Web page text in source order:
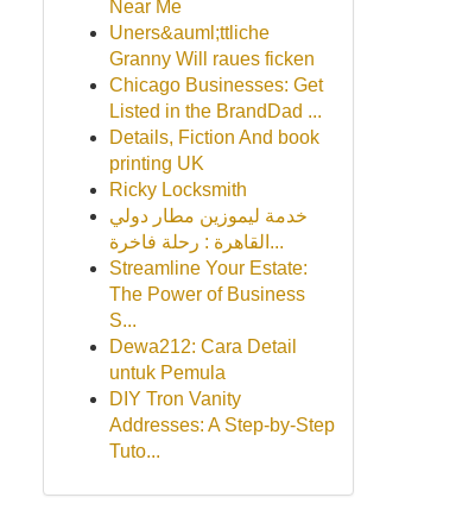
Near Me
Uners&auml;ttliche
Granny Will raues ficken
Chicago Businesses: Get
Listed in the BrandDad ...
Details, Fiction And book
printing UK
Ricky Locksmith
خدمة ليموزين مطار دولي
القاهرة : رحلة فاخرة...
Streamline Your Estate:
The Power of Business
S...
Dewa212: Cara Detail
untuk Pemula
DIY Tron Vanity
Addresses: A Step-by-Step
Tuto...